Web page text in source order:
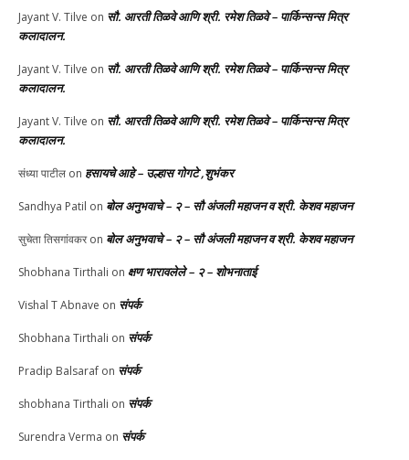
Jayant V. Tilve on सौ. आरती तिळवे आणि श्री. रमेश तिळवे – पार्किन्सन्स मित्र
कलादालन.
Jayant V. Tilve on सौ. आरती तिळवे आणि श्री. रमेश तिळवे – पार्किन्सन्स मित्र
कलादालन.
Jayant V. Tilve on सौ. आरती तिळवे आणि श्री. रमेश तिळवे – पार्किन्सन्स मित्र
कलादालन.
संध्या पाटील on हसायचे आहे – उल्हास गोगटे ,शुभंकर
Sandhya Patil on बोल अनुभवाचे – २ – सौ अंजली महाजन व श्री. केशव महाजन
सुचेता तिसगांवकरon बोल अनुभवाचे – २ – सौ अंजली महाजन व श्री. केशव महाजन
Shobhana Tirthali on क्षण भारावलेले – २ – शोभनाताई
Vishal T Abnave on संपर्क
Shobhana Tirthali on संपर्क
Pradip Balsaraf on संपर्क
shobhana Tirthali on संपर्क
Surendra Verma on संपर्क